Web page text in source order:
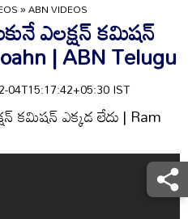
»ABN VIDEOS
ఎలక్షన్ కమిషన్
| ABN Telugu
04T15:17:42+05:30 IST
కమిషన్ ఎక్కడ లేదు | Ram